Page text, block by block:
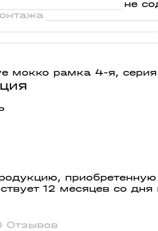
не
мокко рамка 4-я, серия
12 месяцев со дня
Отзывов